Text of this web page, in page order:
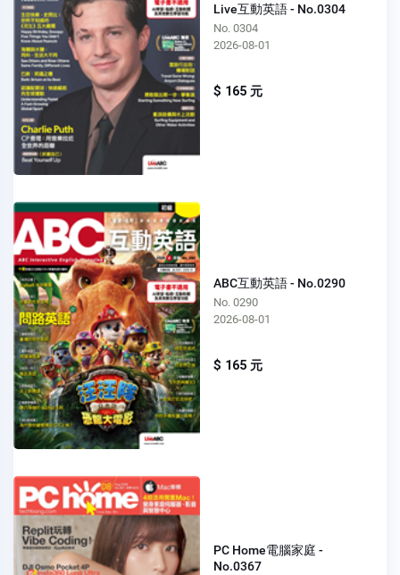
Live互動英語 - No.0304
No. 0304
2026-08-01
$ 165 元
ABC互動英語 - No.0290
No. 0290
2026-08-01
$ 165 元
PC Home電腦家庭 -
No.0367